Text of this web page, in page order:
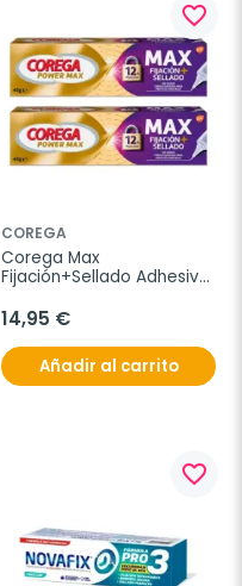
favorite_border
COREGA
Corega Max
Fijación+Sellado Adhesivo
2x40 g
14,95 €
Añadir al carrito
favorite_border